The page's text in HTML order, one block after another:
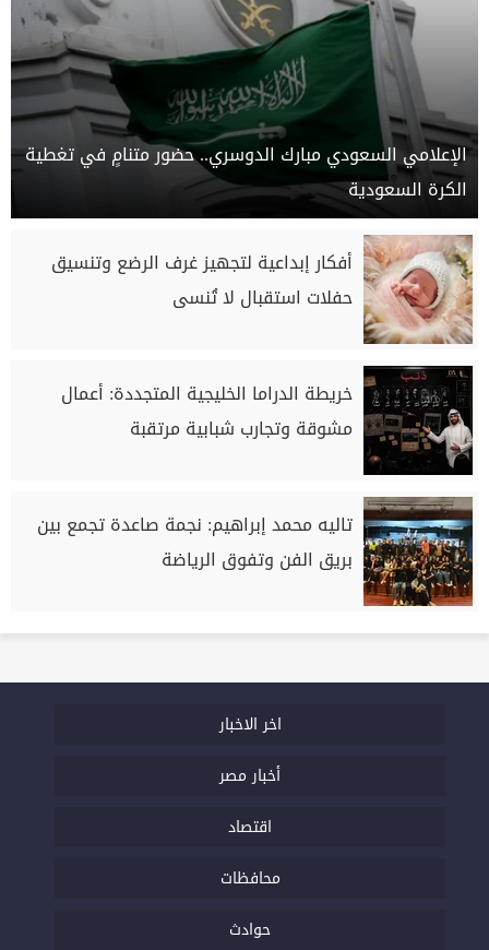
الإعلامي السعودي مبارك الدوسري.. حضور متنامٍ في تغطية
الكرة السعودية
أفكار إبداعية لتجهيز غرف الرضع وتنسيق
حفلات استقبال لا تُنسى
خريطة الدراما الخليجية المتجددة: أعمال
مشوقة وتجارب شبابية مرتقبة
تاليه محمد إبراهيم: نجمة صاعدة تجمع بين
بريق الفن وتفوق الرياضة
اخر الاخبار
أخبار مصر
اقتصاد
محافظات
حوادث